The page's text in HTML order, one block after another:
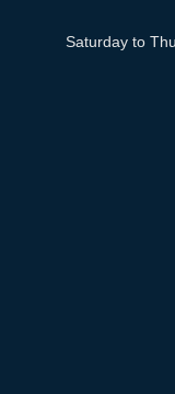
Saturday to